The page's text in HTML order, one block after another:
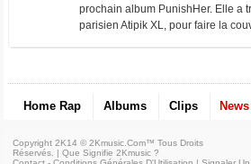
prochain album PunishHer. Elle a
parisien Atipik XL, pour faire la
Home Rap Albums Clips News
Copyright 2K14 © 2Kmusic.com™Tous Droits
Réservés . |Que Signifie 2Kmusic ?